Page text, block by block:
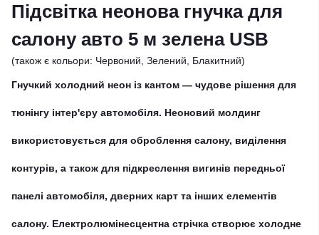
Підсвітка неонова гнучка для
салону авто 5 м зелена USB
(також є кольори: Червоний, Зелений, Блакитний)
Гнучкий холодний неон із кантом — чудове рішення для
тюнінгу інтер'єру автомобіля. Неоновий молдинг
використовується для оброблення салону, виділення
контурів, а також для підкреслення вигинів передньої
панелі автомобіля, дверних карт та інших елементів
салону. Електролюмінесцентна стрічка створює холодне